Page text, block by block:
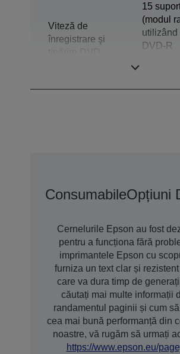
Viteză de
înregistrare şi
15
(modul
utilizând
DVD-R
ConsumabileOpțiuni
Cernelurile Epson au fost
pentru a funcționa fără
imprimantele Epson cu
furniza un text clar și
care va dura timp de
căutați mai multe informații
randamentul paginii și cum
cea mai bună performanță din
noastre, vă rugăm să urmați
https://www.epson.eu/